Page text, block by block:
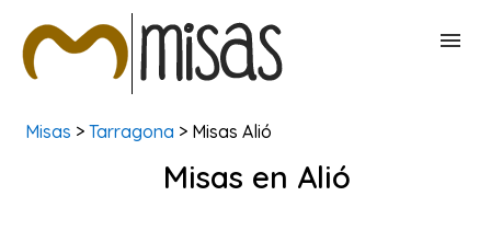
BUSCAR MISAS
Misas > Tarragona > Misas Alió
Misas en Alió